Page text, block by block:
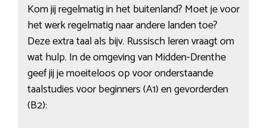
Kom jij regelmatig in het buitenland? Moet je voor
het werk regelmatig naar andere landen toe?
Deze extra taal als bijv. Russisch leren vraagt om
wat hulp. In de omgeving van Midden-Drenthe
geef jij je moeiteloos op voor onderstaande
taalstudies voor beginners (A1) en gevorderden
(B2):